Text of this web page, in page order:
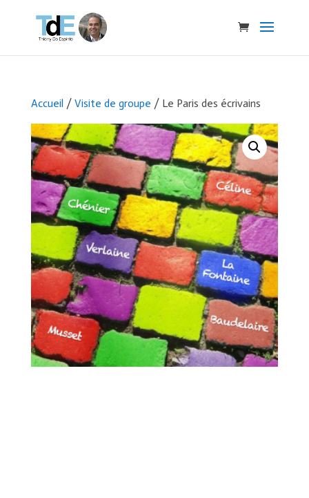
Accueil / Visite de groupe / Le Paris des écrivains